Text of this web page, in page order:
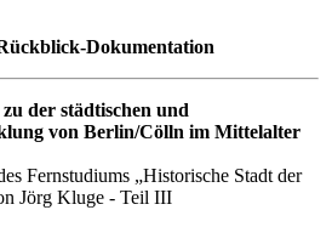
Dokumentation
der städtischen und
von Berlin/Cölln im Mittelalter
Fernstudiums „Historische Stadt der
Jörg Kluge - Teil III